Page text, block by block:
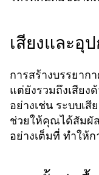
เสียงและอุ
การสร้างบรรยาก
แต่ยังรวมถึงเสีย
อย่างเช่น ระบบเ
ช่วยให้คุณได้สัมผัส
อย่างเต็มที่ ทำให้